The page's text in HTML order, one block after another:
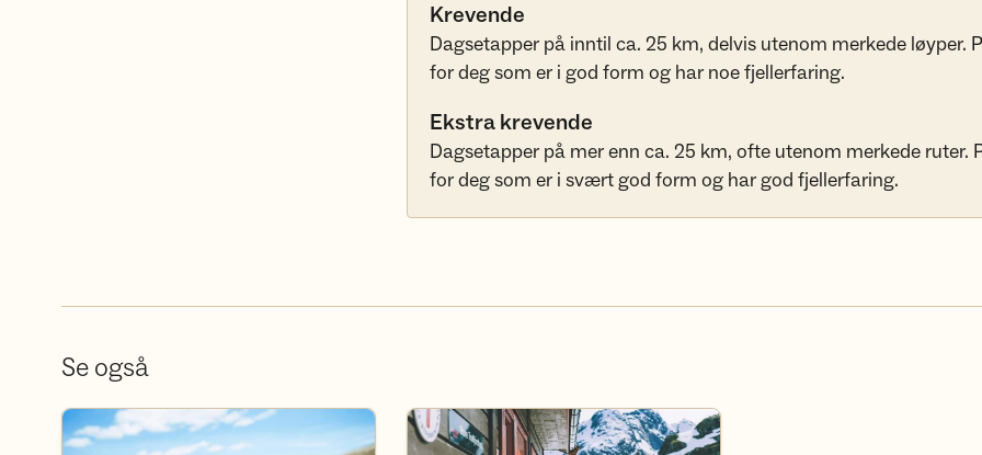
Krevende
Dagsetapper på inntil ca. 25 km, delvis utenom merkede løyper.
for deg som er i god form og har noe fjellerfaring.
Ekstra krevende
Dagsetapper på mer enn ca. 25 km, ofte utenom merkede ruter.
for deg som er i svært god form og har god fjellerfaring.
Se også
Bli frivillig Bli medlem